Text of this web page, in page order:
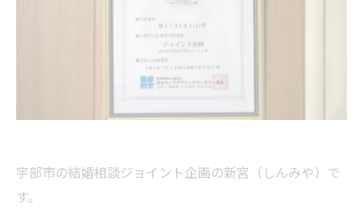
宇部市の結婚相談ジョイント企画の新宮（しんみや）で
す。